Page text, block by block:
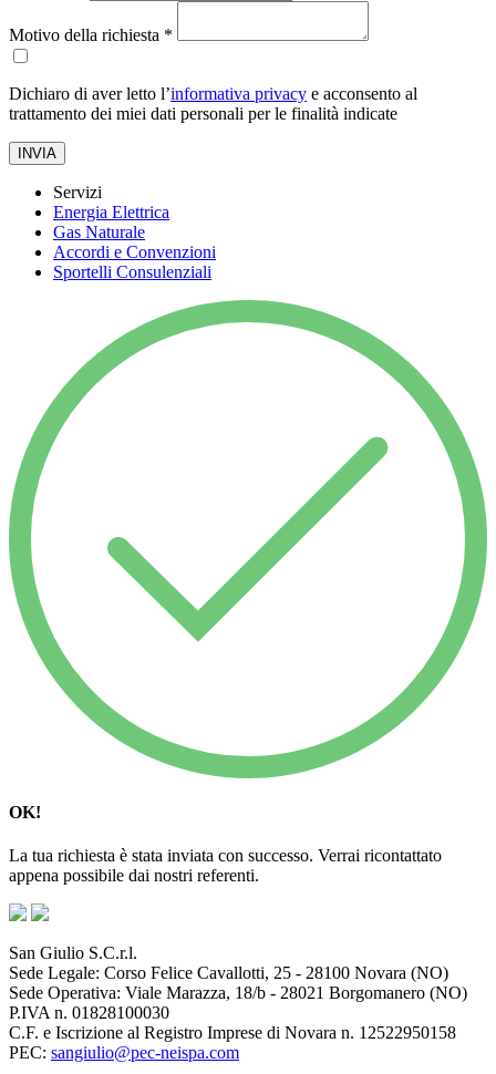
Motivo della richiesta *
Dichiaro di aver letto l’informativa privacy e acconsento al
trattamento dei miei dati personali per le finalità indicate
INVIA
Servizi
Energia Elettrica
Gas Naturale
Accordi e Convenzioni
Sportelli Consulenziali
OK!
La tua richiesta è stata inviata con successo. Verrai ricontattato
appena possibile dai nostri referenti.
San Giulio S.C.r.l.
Sede Legale: Corso Felice Cavallotti, 25 - 28100 Novara (NO)
Sede Operativa: Viale Marazza, 18/b - 28021 Borgomanero (NO)
P.IVA n. 01828100030
C.F. e Iscrizione al Registro Imprese di Novara n. 12522950158
PEC: sangiulio@pec-neispa.com